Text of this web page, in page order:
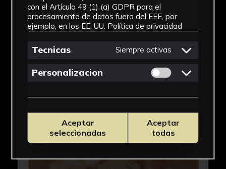
con el Artículo 49 (1) (a) GDPR para el
procesamiento de datos fuera del EEE, por
ejemplo, en los EE. UU. Política de privacidad
Tecnicas Siempre activas
Personalizacion Permitir cookies
Aceptar
seleccionadas
Aceptar
todas